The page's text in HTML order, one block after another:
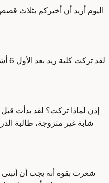
اليوم أريد أن أخبركم بثلاث
إذن لماذا تركت؟ لقد بدأت قبل
شابة غير متزوجة، طالبة
شعرت بقوة أنه يجب أن